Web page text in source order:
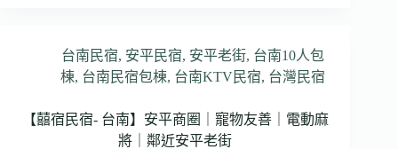
台南民宿, 安平民宿, 安平老街, 台南10人包
棟, 台南民宿包棟, 台南KTV民宿, 台灣民宿
【囍宿民宿- 台南】安平商圈｜寵物友善｜電動麻
將｜鄰近安平老街